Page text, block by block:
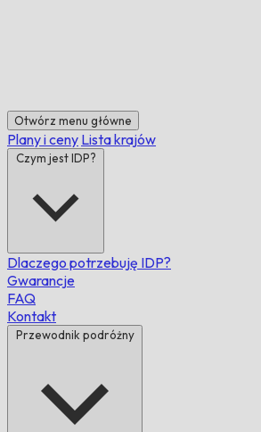
Otwórz menu główne
Plany i ceny Lista krajów
Czym jest IDP?
Dlaczego potrzebuję IDP?
Gwarancje
FAQ
Kontakt
Przewodnik podróżny